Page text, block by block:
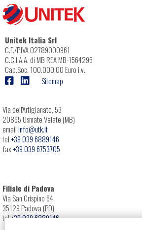
Unitek Italia Srl
C.F./P.IVA 02789000961
C.C.I.A.A. di MB REA MB-1564296
Cap.Soc. 100.000,00 Euro i.v.
Sitemap
Via dell'Artigianato, 53
20865 Usmate Velate (MB)
emailinfo@utk.it
tel+39 039 6889146
fax+39 039 6753705
Filiale di Padova
Via San Crispino 64
35129 Padova (PD)
tel+39 039 6889146